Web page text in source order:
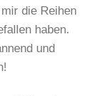
die Reihen
haben.
und